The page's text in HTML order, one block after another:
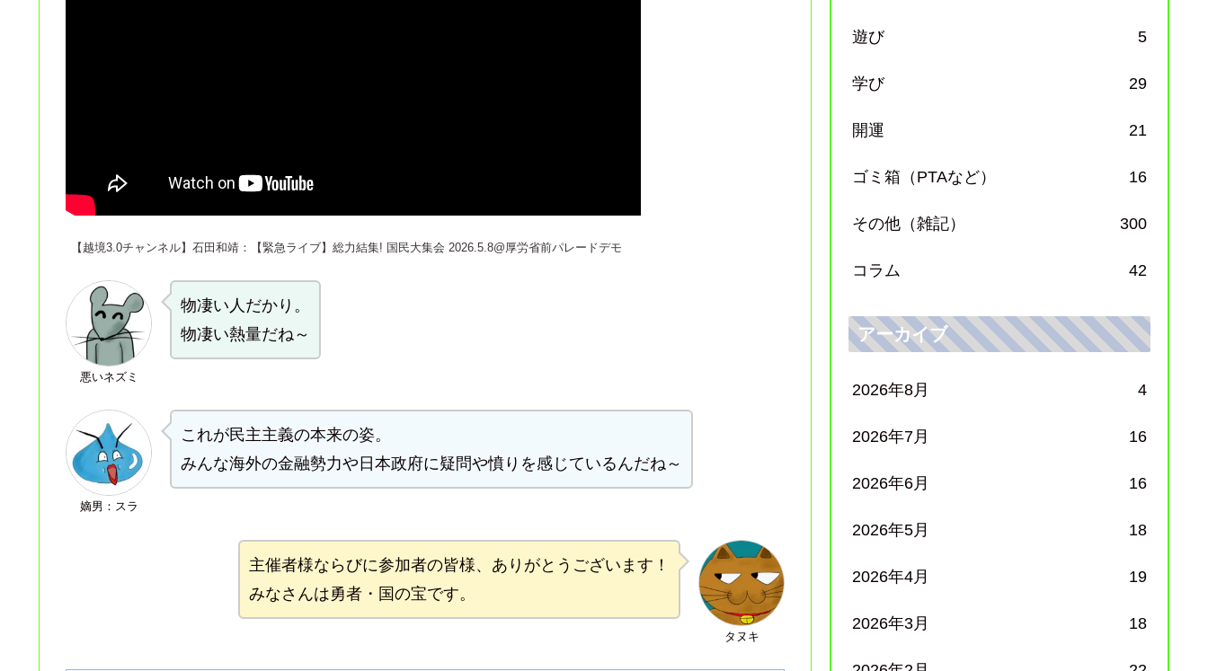
【越境3.0チャンネル】石田和靖：【緊急ライブ】総力結集! 国民大集会 2026.5.8@厚労省前パレードデモ
悪いネズミ
物凄い人だかり。
物凄い熱量だね～
嫡男：スラ
これが民主主義の本来の姿。
みんな海外の金融勢力や日本政府に疑問や憤りを感じているんだね～
タヌキ
主催者様ならびに参加者の皆様、ありがとうございます！
みなさんは勇者・国の宝です。
遊び 5
学び 29
開運 21
ゴミ箱（PTAなど） 16
その他（雑記） 300
コラム 42
アーカイブ
2026年8月 4
2026年7月 16
2026年6月 16
2026年5月 18
2026年4月 19
2026年3月 18